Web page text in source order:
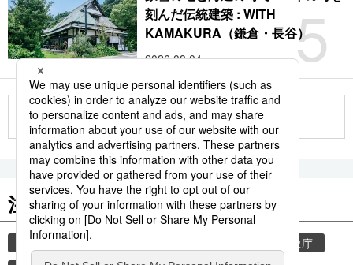
5
刻んだ伝統建築 : WITH
KAMAKURA（鎌倉・長谷）
2026.08.04
もっと見る
注目のキーワード
共同通信ニュース
気象庁